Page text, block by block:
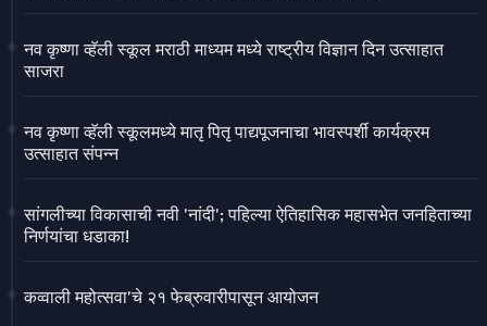
नव कृष्णा व्हॅली स्कूल मराठी माध्यम मध्ये राष्ट्रीय विज्ञान दिन उत्साहात
साजरा
नव कृष्णा व्हॅली स्कूलमध्ये मातृ पितृ पाद्यपूजनाचा भावस्पर्शी कार्यक्रम
उत्साहात संपन्न
सांगलीच्या विकासाची नवी 'नांदी'; पहिल्या ऐतिहासिक महासभेत जनहिताच्या
निर्णयांचा धडाका!
कव्वाली महोत्सवा'चे २१ फेब्रुवारीपासून आयोजन